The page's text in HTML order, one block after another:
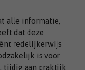
alle informatie,
dat deze
redelijkerwijs
is voor
tijdig aan praktijk